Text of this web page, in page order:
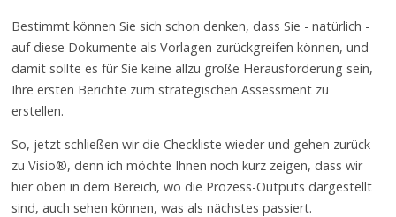
Bestimmt können Sie sich schon denken, dass Sie - natürlich -
auf diese Dokumente als Vorlagen zurückgreifen können, und
damit sollte es für Sie keine allzu große Herausforderung sein,
Ihre ersten Berichte zum strategischen Assessment zu
erstellen.
So, jetzt schließen wir die Checkliste wieder und gehen zurück
zu Visio®, denn ich möchte Ihnen noch kurz zeigen, dass wir
hier oben in dem Bereich, wo die Prozess-Outputs dargestellt
sind, auch sehen können, was als nächstes passiert.